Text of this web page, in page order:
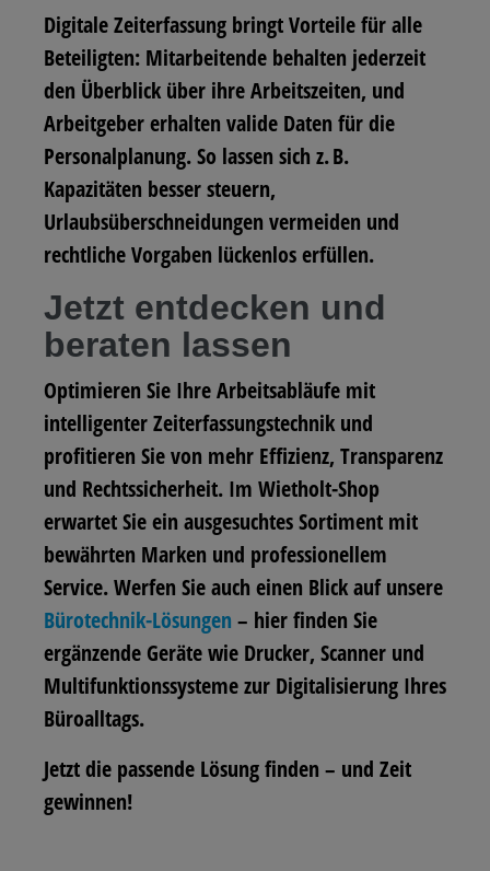
Digitale Zeiterfassung bringt Vorteile für alle
Beteiligten: Mitarbeitende behalten jederzeit
den Überblick über ihre Arbeitszeiten, und
Arbeitgeber erhalten valide Daten für die
Personalplanung. So lassen sich z. B.
Kapazitäten besser steuern,
Urlaubsüberschneidungen vermeiden und
rechtliche Vorgaben lückenlos erfüllen.
Jetzt entdecken und
beraten lassen
Optimieren Sie Ihre Arbeitsabläufe mit
intelligenter Zeiterfassungstechnik und
profitieren Sie von mehr Effizienz, Transparenz
und Rechtssicherheit. Im Wietholt-Shop
erwartet Sie ein ausgesuchtes Sortiment mit
bewährten Marken und professionellem
Service. Werfen Sie auch einen Blick auf unsere
Bürotechnik-Lösungen – hier finden Sie
ergänzende Geräte wie Drucker, Scanner und
Multifunktionssysteme zur Digitalisierung Ihres
Büroalltags.
Jetzt die passende Lösung finden – und Zeit
gewinnen!